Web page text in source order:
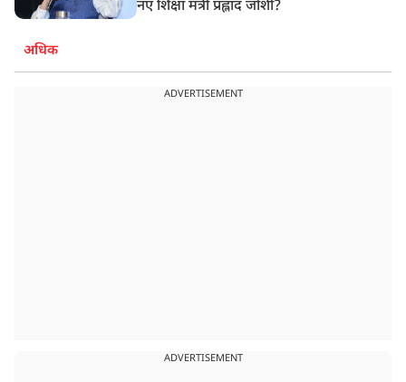
नए शिक्षा मंत्री प्रह्लाद जोशी?
अधिक
ADVERTISEMENT
ADVERTISEMENT